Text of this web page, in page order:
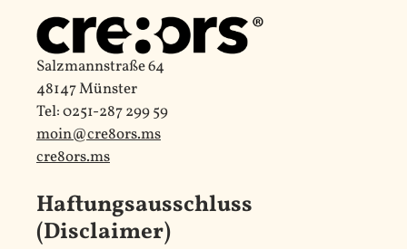
Salzmannstraße 64
48147 Münster
Tel: 0251-287 299 59
moin@cre8ors.ms
cre8ors.ms
Haftungsausschluss
(Disclaimer)